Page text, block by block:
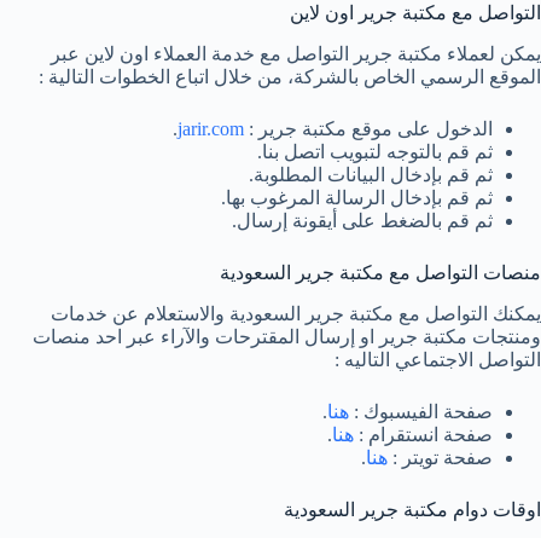
التواصل مع مكتبة جرير اون لاين
يمكن لعملاء مكتبة جرير التواصل مع خدمة العملاء اون لاين عبر
الموقع الرسمي الخاص بالشركة، من خلال اتباع الخطوات التالية :
الدخول على موقع مكتبة جرير : jarir.com
.
ثم قم بالتوجه لتبويب اتصل بنا.
ثم قم بإدخال البيانات المطلوبة.
ثم قم بإدخال الرسالة المرغوب بها.
ثم قم بالضغط على أيقونة إرسال.
منصات التواصل مع مكتبة جرير السعودية
يمكنك التواصل مع مكتبة جرير السعودية والاستعلام عن خدمات
ومنتجات مكتبة جرير او إرسال المقترحات والآراء عبر احد منصات
التواصل الاجتماعي التاليه :
صفحة الفيسبوك : هنا.
صفحة انستقرام : هنا.
صفحة تويتر : هنا.
اوقات دوام مكتبة جرير السعودية